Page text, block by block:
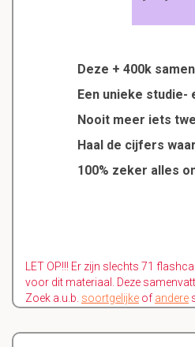
Deze + 400k
Een unieke studie-
Nooit meer iets
Haal de cijfers
100% zeker alles
LET OP!!! Er zijn slechts 71
voor dit materiaal. Deze
Zoek a.u.b. soortgelijke of andere